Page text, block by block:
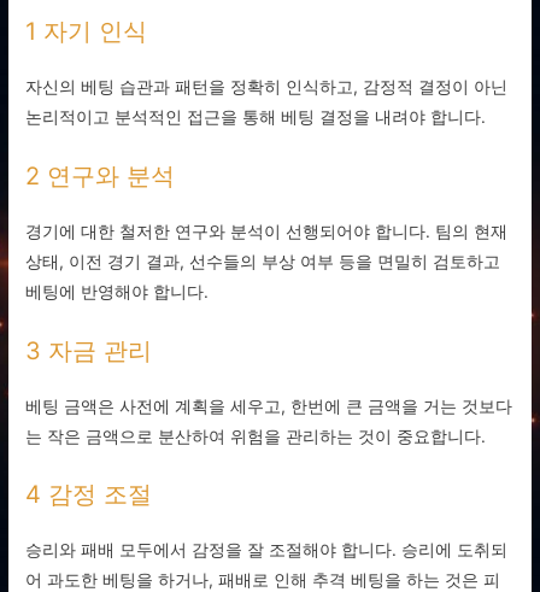
1 자기 인식
자신의 베팅 습관과 패턴을 정확히 인식하고, 감정적 결정이 아닌
논리적이고 분석적인 접근을 통해 베팅 결정을 내려야 합니다.
2 연구와 분석
경기에 대한 철저한 연구와 분석이 선행되어야 합니다. 팀의 현재
상태, 이전 경기 결과, 선수들의 부상 여부 등을 면밀히 검토하고
베팅에 반영해야 합니다.
3 자금 관리
베팅 금액은 사전에 계획을 세우고, 한번에 큰 금액을 거는 것보다
는 작은 금액으로 분산하여 위험을 관리하는 것이 중요합니다.
4 감정 조절
승리와 패배 모두에서 감정을 잘 조절해야 합니다. 승리에 도취되
어 과도한 베팅을 하거나, 패배로 인해 추격 베팅을 하는 것은 피